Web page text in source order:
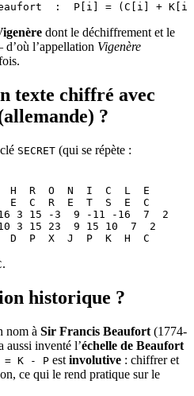
:  P[i] = (C[i] + K[i])
dont le déchiffrement et le
l’appellation Vigenère
texte chiffré avec
?
SECRET (qui se répète :
H  R  O  N  I  C  L  E
E  C  R  E  T  S  E  C
3 15 -3  9 -11 -16  7  2
3 15 23  9 15 10  7  2
D  P  X  J  P  K  H  C
.
historique ?
nom à Sir Francis Beaufort (1774-
inventé l’échelle de Beaufort
= K - P est involutive : chiffrer et
ce qui le rend pratique sur le